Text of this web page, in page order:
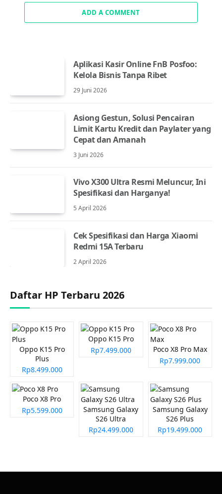
ADD A COMMENT
Aplikasi Kasir Online FnB Posfoo:
Kelola Bisnis Tanpa Ribet
29 Juni 2026
Asiong Gestun, Solusi Pencairan
Limit Kartu Kredit dan Paylater yang
Cepat dan Amanah
3 Juni 2026
Vivo X300 Ultra Resmi Meluncur, Ini
Spesifikasi dan Harganya!
5 April 2026
Cek Spesifikasi dan Harga Xiaomi
Redmi 15A Terbaru
2 April 2026
Daftar HP Terbaru 2026
Oppo K15 Pro
Plus
Rp8.499.000
Oppo K15 Pro
Rp7.499.000
Poco X8 Pro Max
Rp7.999.000
Poco X8 Pro
Rp5.599.000
Samsung Galaxy
S26 Ultra
Rp24.499.000
Samsung Galaxy
S26 Plus
Rp19.499.000